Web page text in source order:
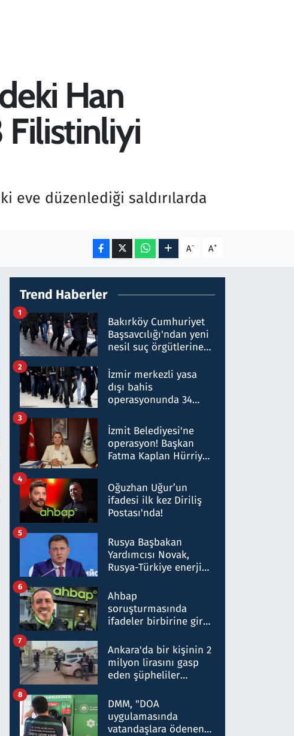
Han
Filistinliyi
eve düzenlediği saldırılarda
A- A+
Trend Haberler
Bakırköy Cumhuriyet
Başsavcılığı'ndan yeni
nesil suç örgütlerine
hakkında gözaltı kararı
1
İzmir merkezli yasa
dışı bahis
operasyonunda 34
Milyar liralık para
trafiği tespit edildi
2
İzmit Belediyesi'ne
operasyon! Başkan
Fatma Kaplan Hürriyet
3
Oğuzhan Uğur’un
ifadesi ilk kez Diriliş
Postası'nda!
4
Rusya Başbakan
Yardımcısı Novak,
Rusya-Türkiye enerji
nitelikte olduğunu
belirtti
5
Ahbap
soruşturmasında
ifadeler birbirine girdi:
ifadelerinden ortaya
çıkan tablo şok etti
6
Ankara'da bir kişinin 2
milyon lirasını gasp
eden şüpheliler
7
DMM, "DOA
uygulamasında
vatandaşlara ödenen
8